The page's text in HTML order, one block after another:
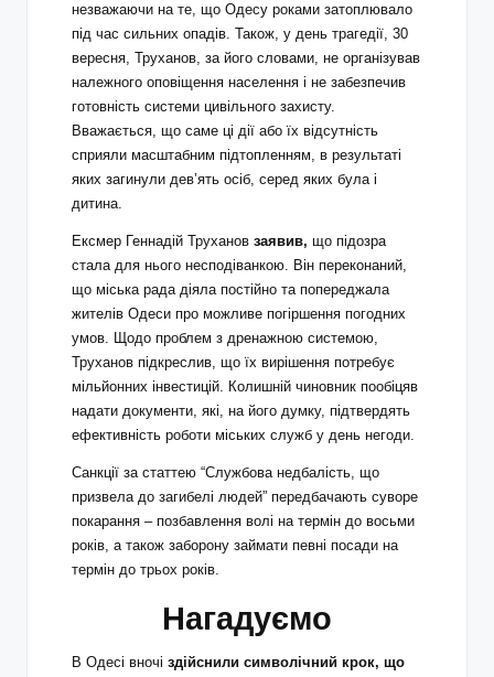
незважаючи на те, що Одесу роками затоплювало
під час сильних опадів. Також, у день трагедії, 30
вересня, Труханов, за його словами, не організував
належного оповіщення населення і не забезпечив
готовність системи цивільного захисту.
Вважається, що саме ці дії або їх відсутність
сприяли масштабним підтопленням, в результаті
яких загинули дев’ять осіб, серед яких була і
дитина.
Ексмер Геннадій Труханов заявив, що підозра
стала для нього несподіванкою. Він переконаний,
що міська рада діяла постійно та попереджала
жителів Одеси про можливе погіршення погодних
умов. Щодо проблем з дренажною системою,
Труханов підкреслив, що їх вирішення потребує
мільйонних інвестицій. Колишній чиновник пообіцяв
надати документи, які, на його думку, підтвердять
ефективність роботи міських служб у день негоди.
Санкції за статтею “Службова недбалість, що
призвела до загибелі людей” передбачають суворе
покарання – позбавлення волі на термін до восьми
років, а також заборону займати певні посади на
термін до трьох років.
Нагадуємо
В Одесі вночі здійснили символічний крок, що